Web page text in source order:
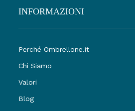
INFORMAZIONI
Perché Ombrellone.it
Chi Siamo
Valori
Blog